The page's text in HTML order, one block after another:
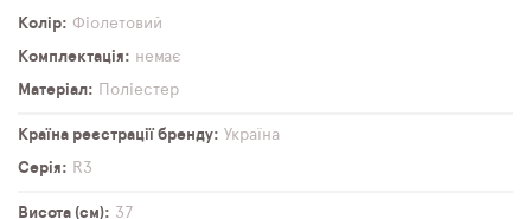
Колір
Фіолетовий
Комплектація
немає
Матеріал
Поліестер
Країна реєстрації бренду
Україна
Серія
R3
Висота (см)
37